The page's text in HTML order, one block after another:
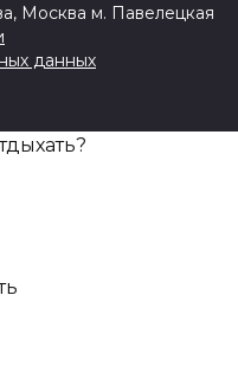
Москва м. Павелецкая
данных